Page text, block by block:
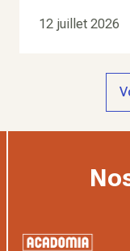
12 juillet 2026